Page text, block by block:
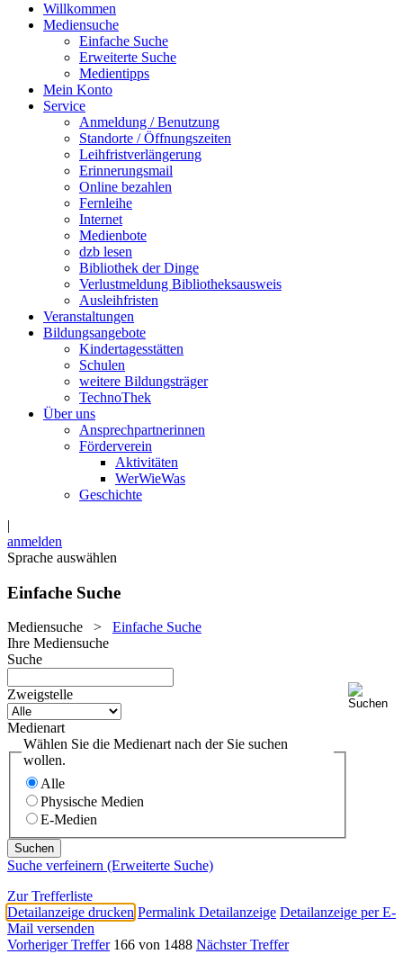
Willkommen
Mediensuche
Einfache Suche
Erweiterte Suche
Medientipps
Mein Konto
Service
Anmeldung / Benutzung
Standorte / Öffnungszeiten
Leihfristverlängerung
Erinnerungsmail
Online bezahlen
Fernleihe
Internet
Medienbote
dzb lesen
Bibliothek der Dinge
Verlustmeldung Bibliotheksausweis
Ausleihfristen
Veranstaltungen
Bildungsangebote
Kindertagesstätten
Schulen
weitere Bildungsträger
TechnoThek
Über uns
Ansprechpartnerinnen
Förderverein
Aktivitäten
WerWieWas
Geschichte
|
anmelden
Sprache auswählen
Einfache Suche
Mediensuche > Einfache Suche
Ihre Mediensuche
Suche
Zweigstelle
Medienart
Wählen Sie die Medienart nach der Sie suchen
wollen.
Alle
Physische Medien
E-Medien
Suche verfeinern (Erweiterte Suche)
Zur Trefferliste
Detailanzeige drucken Permalink Detailanzeige Detailanzeige per E-
Mail versenden
Vorheriger Treffer 166 von 1488 Nächster Treffer